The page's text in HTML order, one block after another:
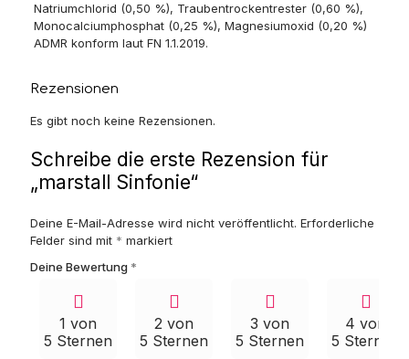
Natriumchlorid (0,50 %), Traubentrockentrester (0,60 %),
Monocalciumphosphat (0,25 %), Magnesiumoxid (0,20 %)
ADMR konform laut FN 1.1.2019.
Rezensionen
Es gibt noch keine Rezensionen.
Schreibe die erste Rezension für
„marstall Sinfonie“
Deine E-Mail-Adresse wird nicht veröffentlicht. Erforderliche
Felder sind mit * markiert
Deine Bewertung *
1 von
5 Sternen
2 von
5 Sternen
3 von
5 Sternen
4 von
5 Sternen